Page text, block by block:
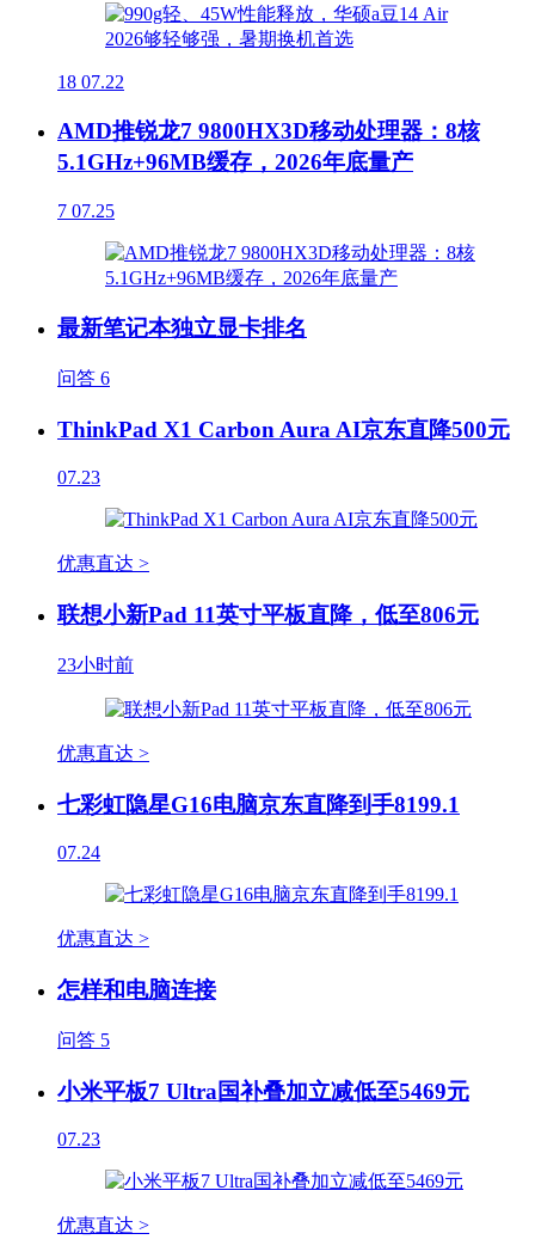
18 07.22
AMD推锐龙7 9800HX3D移动处理器：8核
5.1GHz+96MB缓存，2026年底量产
7 07.25
最新笔记本独立显卡排名
问答 6
ThinkPad X1 Carbon Aura AI京东直降500元
07.23
优惠直达 >
联想小新Pad 11英寸平板直降，低至806元
23小时前
优惠直达 >
七彩虹隐星G16电脑京东直降到手8199.1
07.24
优惠直达 >
怎样和电脑连接
问答 5
小米平板7 Ultra国补叠加立减低至5469元
07.23
优惠直达 >